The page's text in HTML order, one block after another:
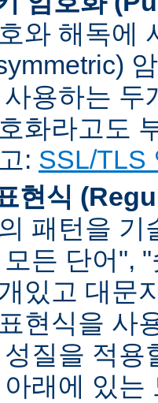
와 해독에
사용하는 두
화라고도
: SSL/TLS
현식
패턴을 기
모든 단어",
있고 대문
현식을 사
성질을 적용
아래에 있는